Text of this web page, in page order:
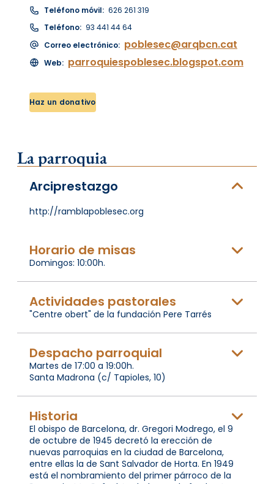
Teléfono móvil: 626 261 319
Teléfono: 93 441 44 64
Correo electrónico: poblesec@arqbcn.cat
Web: parroquiespoblesec.blogspot.com
Haz un donativo
La parroquia
Arciprestazgo
http://ramblapoblesec.org
Horario de misas
Domingos: 10:00h.
Actividades pastorales
"Centre obert" de la fundación Pere Tarrés
Despacho parroquial
Martes de 17:00 a 19:00h.
Santa Madrona (c/ Tapioles, 10)
Historia
El obispo de Barcelona, dr. Gregori Modrego, el 9
de octubre de 1945 decretó la erección de
nuevas parroquias en la ciudad de Barcelona,
entre ellas la de Sant Salvador de Horta. En 1949
está el nombramiento del primer párroco de la